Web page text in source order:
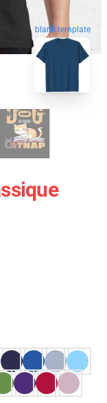
blank template